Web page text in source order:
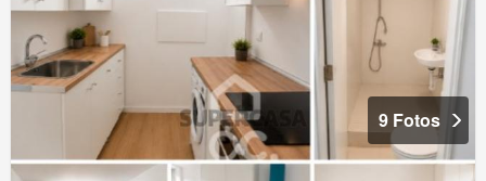
9 Fotos